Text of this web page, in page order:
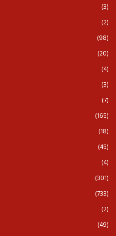
(3)
(2)
(98)
(20)
(4)
(3)
(7)
(165)
(18)
(45)
(4)
(301)
(733)
(2)
(49)